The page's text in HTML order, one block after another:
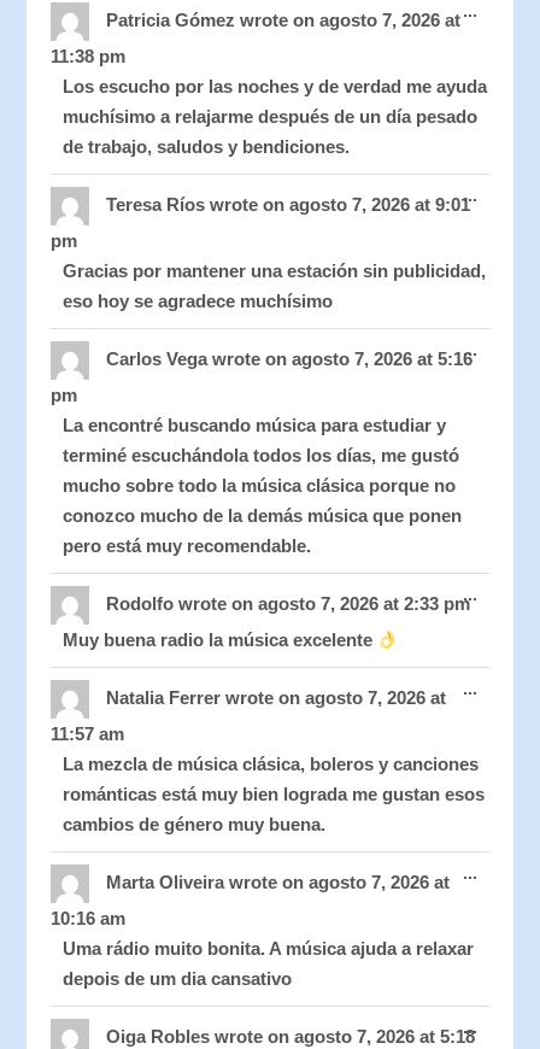
Patricia Gómezwrote on agosto 7, 2026 at
11:38 pm
Los escucho por las noches y de verdad me ayuda
muchísimo a relajarme después de un día pesado
de trabajo, saludos y bendiciones.
...this
Teresa Ríoswrote on agosto 7, 2026 at 9:01
pm
Gracias por mantener una estación sin publicidad,
eso hoy se agradece muchísimo
...this
Carlos Vegawrote on agosto 7, 2026 at 5:16
pm
La encontré buscando música para estudiar y
terminé escuchándola todos los días, me gustó
mucho sobre todo la música clásica porque no
conozco mucho de la demás música que ponen
pero está muy recomendable.
...this
Rodolfowrote on agosto 7, 2026 at 2:33 pm
Muy buena radio la música excelente
...this
Natalia Ferrerwrote on agosto 7, 2026 at
11:57 am
La mezcla de música clásica, boleros y canciones
románticas está muy bien lograda me gustan esos
cambios de género muy buena.
...this
Marta Oliveirawrote on agosto 7, 2026 at
10:16 am
Uma rádio muito bonita. A música ajuda a relaxar
depois de um dia cansativo
...this
Oiga Robleswrote on agosto 7, 2026 at 5:18
...this